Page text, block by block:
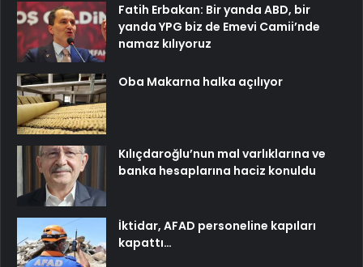
Fatih Erbakan: Bir yanda ABD, bir
yanda YPG biz de Emevi Camii’nde
namaz kılıyoruz
Oba Makarna halka açılıyor
Kılıçdaroğlu’nun mal varlıklarına ve
banka hesaplarına haciz konuldu
İktidar, AFAD personeline kapıları
kapattı…